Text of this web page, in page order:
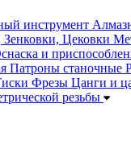
инструмент
Зенковки, Цековки
и
Патроны станочные
Фрезы Цанги и
резьбы